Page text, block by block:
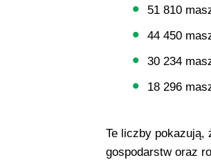
51 810
44 450
30 234
18 296
Te liczby pokazują,
gospodarstw oraz